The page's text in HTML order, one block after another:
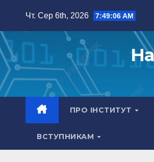
вмісту
Чт. Сер 6th, 2026 7:49:07 AM
ПРО ІНСТИТУТ
ВСТУПНИКАМ